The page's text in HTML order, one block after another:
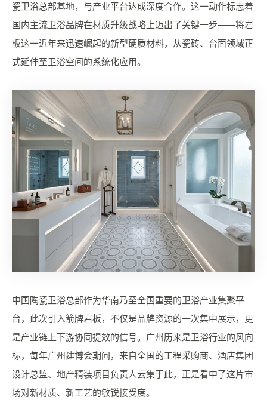
瓷卫浴总部基地，与产业平台达成深度合作。这一动作标志着
国内主流卫浴品牌在材质升级战略上迈出了关键一步——将岩
板这一近年来迅速崛起的新型硬质材料，从瓷砖、台面领域正
式延伸至卫浴空间的系统化应用。
中国陶瓷卫浴总部作为华南乃至全国重要的卫浴产业集聚平
台，此次引入箭牌岩板，不仅是品牌资源的一次集中展示，更
是产业链上下游协同提效的信号。广州历来是卫浴行业的风向
标，每年广州建博会期间，来自全国的工程采购商、酒店集团
设计总监、地产精装项目负责人云集于此，正是看中了这片市
场对新材质、新工艺的敏锐接受度。